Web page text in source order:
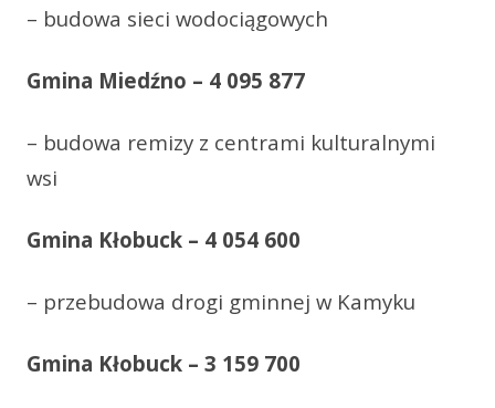
– budowa sieci wodociągowych
Gmina Miedźno – 4 095 877
– budowa remizy z centrami kulturalnymi
wsi
Gmina Kłobuck – 4 054 600
– przebudowa drogi gminnej w Kamyku
Gmina Kłobuck – 3 159 700